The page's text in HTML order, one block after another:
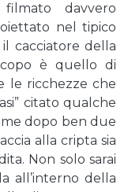
davvero
nel tipico
cacciatore della
è quello di
le ricchezze che
citato qualche
dopo ben due
alla cripta sia
Non solo sarai
all’interno della